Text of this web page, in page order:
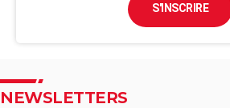
S'INSCRIRE
NEWSLETTERS